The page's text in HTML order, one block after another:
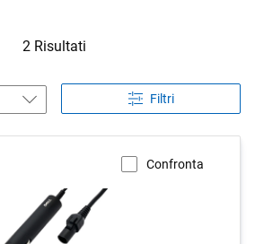
2 Risultati
Filtri
Confronta